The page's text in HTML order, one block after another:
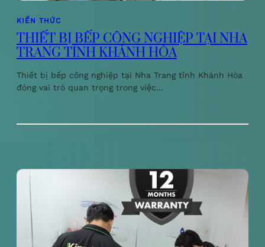
KIẾN THỨC
THIẾT BỊ BẾP CÔNG NGHIỆP TẠI NHA
TRANG TỈNH KHÁNH HÒA
Thiết bị bếp công nghiệp tại Nha Trang tỉnh Khánh Hòa
đóng vai trò quan trọng trong việc…